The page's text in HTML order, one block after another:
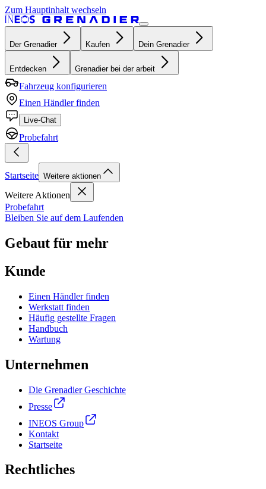
Zum Hauptinhalt wechseln
Der Grenadier Kaufen Dein Grenadier
Entdecken Grenadier bei der arbeit
Fahrzeug konfigurieren
Einen Händler finden
Live-Chat
Probefahrt
Startseite Weitere aktionen
Weitere Aktionen
Probefahrt
Bleiben Sie auf dem Laufenden
Gebaut für mehr
Kunde
Einen Händler finden
Werkstatt finden
Häufig gestellte Fragen
Handbuch
Wartung
Unternehmen
Die Grenadier Geschichte
Presse
INEOS Group
Kontakt
Startseite
Rechtliches